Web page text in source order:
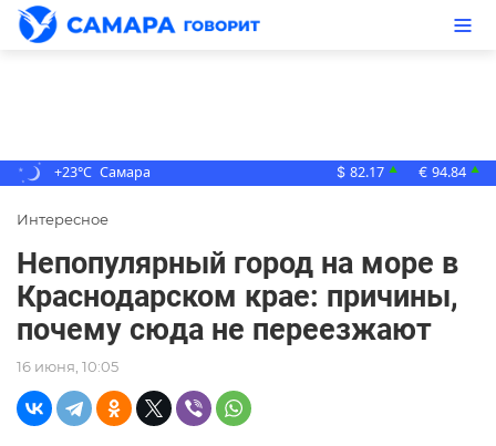
+23°C Самара $ 82.17 ▲ € 94.84 ▲
Интересное
Непопулярный город на море в
Краснодарском крае: причины,
почему сюда не переезжают
16 июня, 10:05